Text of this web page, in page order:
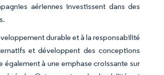
aériennes investissent dans des
durable et à la responsabilité
et développent des conceptions
à une emphase croissante sur